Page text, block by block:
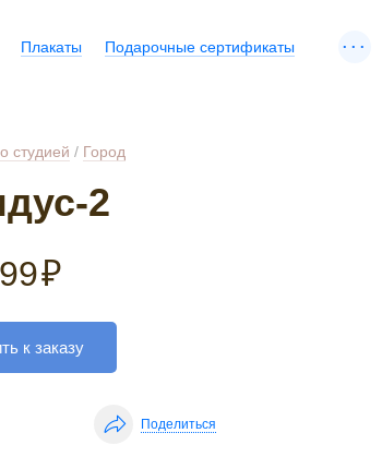
Плакаты Подарочные сертификаты ...
студией / Город
2
₽
к заказу
Поделиться